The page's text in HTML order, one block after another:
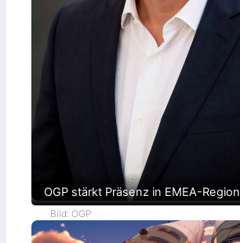
OGP stärkt Präsenz in EMEA-Region
Bild: OGP